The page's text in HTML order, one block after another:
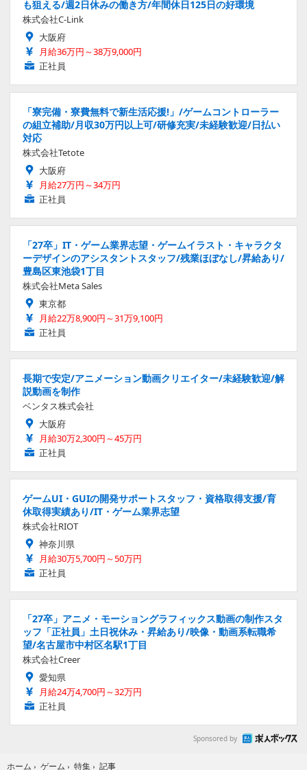
も狙える/週2日休みの働き方/年間休日125日の好環境
株式会社C-Link
大阪府
月給36万円～38万9,000円
正社員
「寮完備・寮費無料で新生活応援!」/ゲームコントローラー
の組立補助/月収30万円以上可/研修充実/未経験歓迎/日払い
対応
株式会社Tetote
大阪府
月給27万円～34万円
正社員
「27卒」IT・ゲーム業界志望・ゲームイラスト・キャラクタ
ーデザインのアシスタントスタッフ/残業ほぼなし/昇給あり/
豊島区東池袋1丁目
株式会社Meta Sales
東京都
月給22万8,900円～31万9,100円
正社員
長期で安定/アニメーション動画クリエイター/未経験歓迎/解
説動画を制作
ベンタス株式会社
大阪府
月給30万2,300円～45万円
正社員
ゲームUI・GUIの開発サポートスタッフ・資格取得支援/育
休取得実績あり/IT・ゲーム業界志望
株式会社RIOT
神奈川県
月給30万5,700円～50万円
正社員
「27卒」アニメ・モーショングラフィックス動画の制作スタ
ッフ「正社員」土日祝休み・昇給あり/映像・動画系転職希
望/名古屋市中村区名駅1丁目
株式会社Creer
愛知県
月給24万4,700円～32万円
正社員
Sponsored by
ホーム › ゲーム › 特集 › 記事